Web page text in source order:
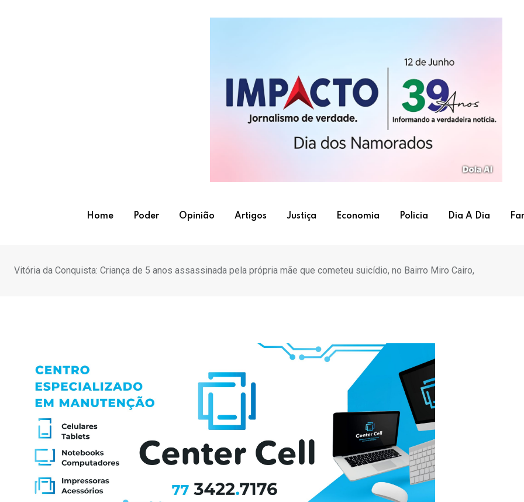
Home Poder Opinião Artigos Justiça Economia Policia Dia A Dia
Vitória da Conquista: Criança de 5 anos assassinada pela própria mãe que cometeu suicídio, no Bairro Miro Cairo,